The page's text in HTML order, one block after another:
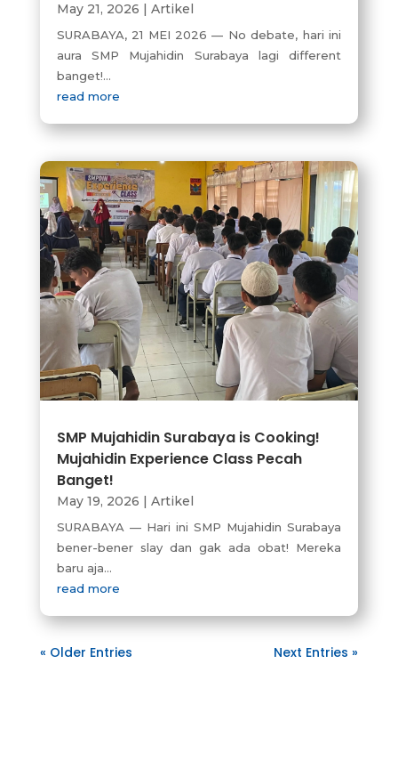
May 21, 2026 | Artikel
SURABAYA, 21 MEI 2026 — No debate, hari ini
aura SMP Mujahidin Surabaya lagi different
banget!...
read more
SMP Mujahidin Surabaya is Cooking!
Mujahidin Experience Class Pecah
Banget!
May 19, 2026 | Artikel
SURABAYA — Hari ini SMP Mujahidin Surabaya
bener-bener slay dan gak ada obat! Mereka
baru aja...
read more
« Older Entries Next Entries »